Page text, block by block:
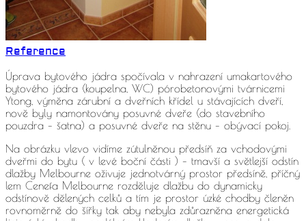
Reference
Úprava bytového jádra spočívala v nahrazení umakartového
bytového jádra (koupelna, WC) pórobetonovými tvárnicemi
Ytong, výměna zárubní a dveřních křídel u stávajících dveří,
nově byly namontovány posuvné dveře (do stavebního
pouzdra – šatna) a posuvné dveře na stěnu – obývací pokoj.
Na obrázku vlevo vidíme zútulněnou předsíň za vchodovými
dveřmi do bytu ( v levé boční části ) – tmavší a světlejší odstín
dlažby Melbourne oživuje jednotvárný prostor předsíně, příčný
lem Cenefa Melbourne rozděluje dlažbu do dynamicky
odstínově dělených celků a tím je prostor úzké chodby členěn
rovnoměrně do šířky tak aby nebyla zdůrazněna energetická